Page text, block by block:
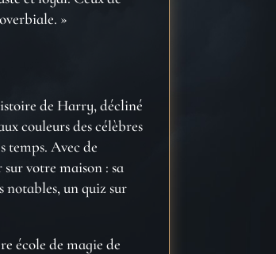
»
de Harry, décliné
couleurs des célèbres
temps. Avec de
votre maison : sa
notables, un quiz sur
école de magie de